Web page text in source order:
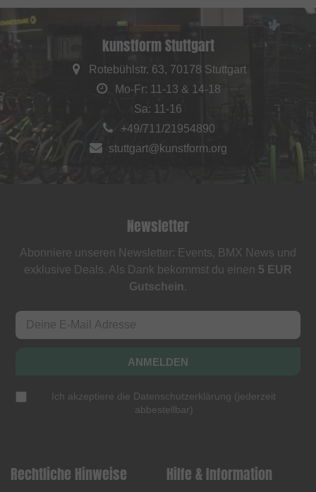
kunstform Stuttgart
Rotebühlstr. 63, 70178 Stuttgart
Mo-Fr: 11-13 & 14-18
Sa: 11-16
+49/711/21954890
stuttgart@kunstform.org
Newsletter
Abonniere unseren Newsletter: Events, BMX News und
exklusive Deals. Als Dank bekommst du einen 5 EUR
Gutschein.
ANMELDEN
Ich akzeptiere die Datenschutzerklärung (jederzeit
abbestellbar)
Rechtliche Hinweise Hilfe & Information